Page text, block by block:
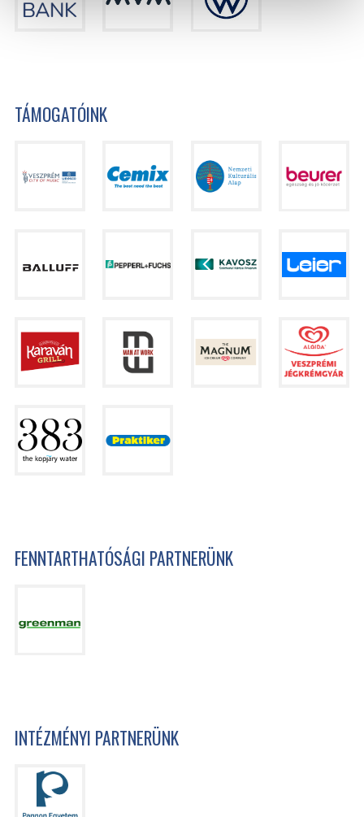
TÁMOGATÓINK
FENNTARTHATÓSÁGI PARTNERÜNK
INTÉZMÉNYI PARTNERÜNK